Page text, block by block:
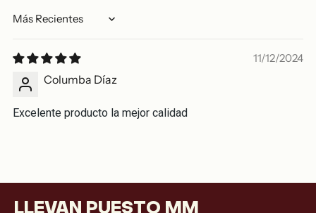
Sort by
11/12/2024
Columba Díaz
Excelente producto la mejor calidad